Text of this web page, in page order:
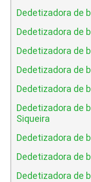
Dedetizadora de
Dedetizadora de
Dedetizadora de
Dedetizadora de
Dedetizadora de
Dedetizadora de
Siqueira
Dedetizadora de
Dedetizadora de
Dedetizadora de